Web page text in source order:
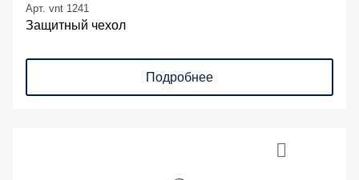
Арт. vnt 1241
Защитный чехол
Подробнее